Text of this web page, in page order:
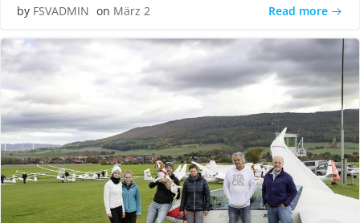
by FSVADMIN on März 2 Read more